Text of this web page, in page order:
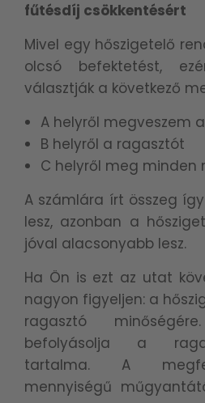
fűtésdíj csökkentésért
Mivel egy hőszigetelő
olcsó befektetést,
választják a következő
A helyről megveszem
B helyről a ragasztót
C helyről meg minden
A számlára írt összeg
lesz, azonban a
jóval alacsonyabb lesz.
Ha Ön is ezt az utat
nagyon figyeljen: a
ragasztó
befolyásolja a
tartalma. A
mennyiségű